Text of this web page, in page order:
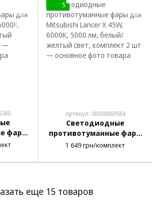
фары
45W,
2
5
Артикул: 00000069584
Светодиодные
противотуманные фары
для Mitsubishi Lancer X
белый/желтый свет,
1 649 грн/комплект
еще 15 товаров